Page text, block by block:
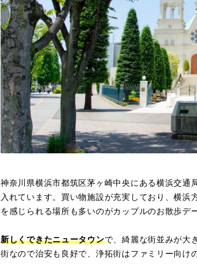
神奈川県横浜市都筑区茅ヶ崎中央にある横浜交通
入れています。買い物施設が充実しており、横
を感じられる場所も多いのがカップルのお散歩デ
新しくできたニュータウンで、綺麗な街並みが大
街なので治安も良好で、浄拓街はファミリー向け